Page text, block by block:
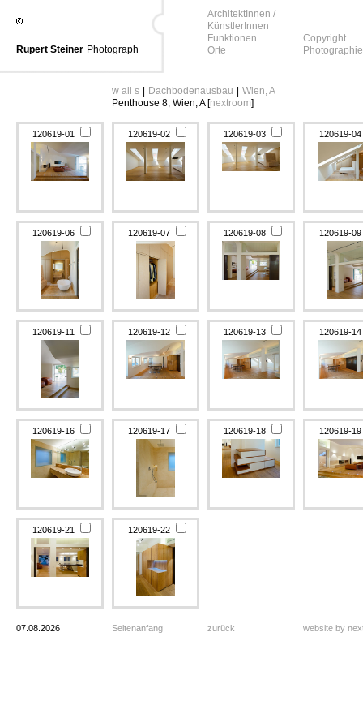
Rupert Steiner Photograph
ArchitektInnen /
KünstlerInnen
Funktionen
Orte
Copyright
Photographie
w all s Dachbodenausbau
Wien, A
Penthouse 8, Wien, A [nextroom]
120619-01 120619-02 120619-03 120619-04
120619-06 120619-07 120619-08 120619-09
120619-11 120619-12 120619-13 120619-14
120619-16 120619-17 120619-18 120619-19
120619-21 120619-22
07.08.2026 Seitenanfang zurück website by